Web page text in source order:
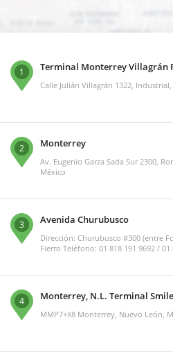
1 Terminal Monterrey Villagrán
Calle Julián Villagrán 1322,
2 Monterrey
Av. Eugenio Garza Sada Sur 2300,
México
3 Avenida Churubusco
Dirección: Churubusco #300 (entre
Fierro Teléfono: 01 818 191 9692 / 01
4 Monterrey, N.L. Terminal
MMP7+X8 Monterrey, Nuevo León,